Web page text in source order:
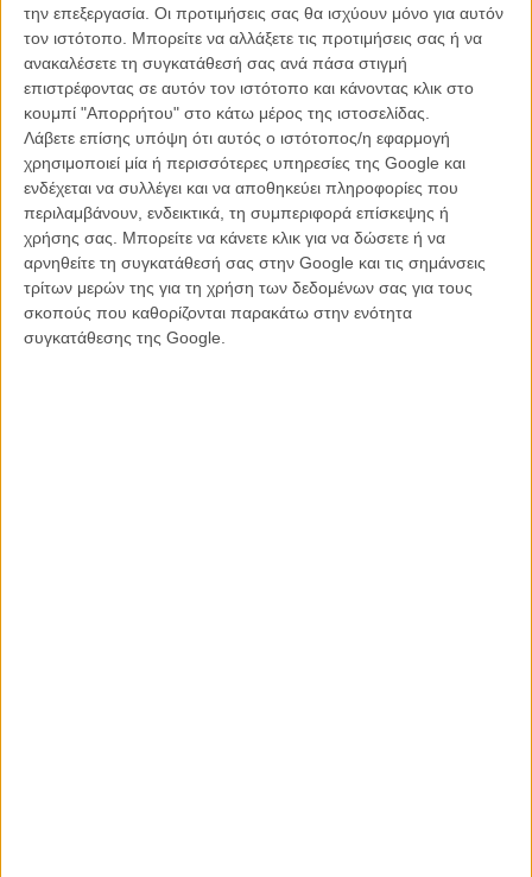
την επεξεργασία. Οι προτιμήσεις σας θα ισχύουν μόνο για αυτόν
τον ιστότοπο. Μπορείτε να αλλάξετε τις προτιμήσεις σας ή να
ανακαλέσετε τη συγκατάθεσή σας ανά πάσα στιγμή
επιστρέφοντας σε αυτόν τον ιστότοπο και κάνοντας κλικ στο
κουμπί "Απορρήτου" στο κάτω μέρος της ιστοσελίδας.
Λάβετε επίσης υπόψη ότι αυτός ο ιστότοπος/η εφαρμογή
χρησιμοποιεί μία ή περισσότερες υπηρεσίες της Google και
ενδέχεται να συλλέγει και να αποθηκεύει πληροφορίες που
περιλαμβάνουν, ενδεικτικά, τη συμπεριφορά επίσκεψης ή
χρήσης σας. Μπορείτε να κάνετε κλικ για να δώσετε ή να
αρνηθείτε τη συγκατάθεσή σας στην Google και τις σημάνσεις
τρίτων μερών της για τη χρήση των δεδομένων σας για τους
σκοπούς που καθορίζονται παρακάτω στην ενότητα
συγκατάθεσης της Google.